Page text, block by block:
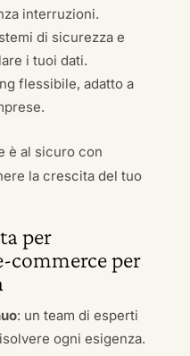
interruzioni.
di sicurezza e
i tuoi dati.
flessibile, adatto a
è al sicuro con
la crescita del tuo
per
commerce per
: un team di esperti
ogni esigenza.